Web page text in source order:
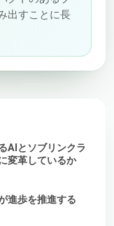
出すことに長
AIとソブリンクラ
変革しているか
進歩を推進する